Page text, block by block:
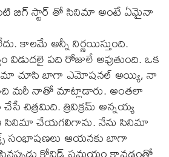
బిగ్ స్టార్ తో సినిమా అంటే ఏమైనా
కాలమే అన్నీ నిర్ణయిస్తుంది.
పది రోజులే అవుతుంది. ఒక
చూసి బాగా ఎమోషనల్ అయ్యి, నా
మరీ నాతో మాట్లాడారు. అంతలా
చిత్రమిది. త్రివిక్రమ్ అన్నయ్య
చేయగలిగాను. నేను సినిమా
సంభాషణలు ఆయనకు బాగా